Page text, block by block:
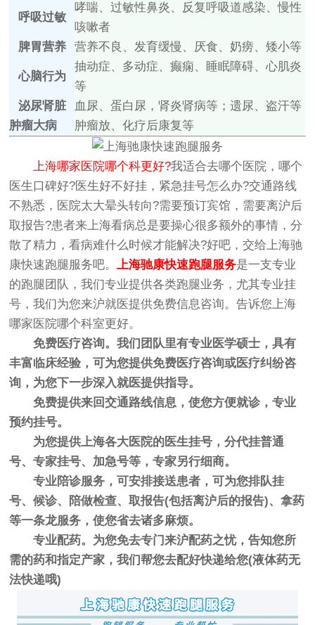
呼吸过敏
哮喘、过敏性鼻炎、反复呼吸道感染、慢性
咳嗽者
脾胃营养
营养不良、发育缓慢、厌食、奶痨、矮小等
心脑行为
抽动症、多动症、癫痫、睡眠障碍、心肌炎
等
泌尿肾脏
血尿、蛋白尿，肾炎肾病等；遗尿、盗汗等
肿瘤大病
肿瘤放、化疗后康复等
上海哪家医院哪个科更好?我适合去哪个医院，哪个
医生口碑好?医生好不好挂，紧急挂号怎么办?交通路线
不熟悉，医院太大晕头转向?需要预订宾馆，需要离沪后
取报告?患者来上海看病总是要操心很多额外的事情，分
散了精力，看病难什么时候才能解决?好吧，交给上海驰
康快速跑腿服务吧。上海驰康快速跑腿服务是一支专业
的跑腿团队，我们专业提供各类跑腿业务，尤其专业挂
号，我们为您来沪就医提供免费信息咨询。告诉您上海
哪家医院哪个科室更好。
免费医疗咨询。我们团队里有专业医学硕士，具有
丰富临床经验，可为您提供免费医疗咨询或医疗纠纷咨
询，为您下一步深入就医提供指导。
免费提供来回交通路线信息，使您方便就诊，专业
预约挂号。
为您提供上海各大医院的医生挂号，分代挂普通
号、专家挂号、加急号等，专家另行细商。
专业陪诊服务，可安排接送患者，可为您排队挂
号、候诊、陪做检查、取报告(包括离沪后的报告)、拿药
等一条龙服务，使您省去诸多麻烦。
专业配药。为您免去专门来沪配药之忧，告知您所
需的药和指定产家，我们帮您去配好快递给您(液体药无
法快递哦)